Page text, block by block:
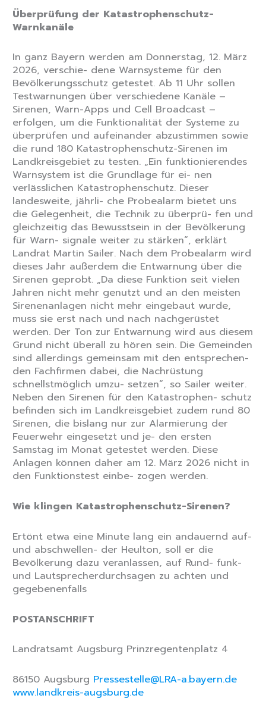
Überprüfung der Katastrophenschutz-
Warnkanäle
In ganz Bayern werden am Donnerstag, 12. März
2026, verschie- dene Warnsysteme für den
Bevölkerungsschutz getestet. Ab 11 Uhr sollen
Testwarnungen über verschiedene Kanäle –
Sirenen, Warn-Apps und Cell Broadcast –
erfolgen, um die Funktionalität der Systeme zu
überprüfen und aufeinander abzustimmen sowie
die rund 180 Katastrophenschutz-Sirenen im
Landkreisgebiet zu testen. „Ein funktionierendes
Warnsystem ist die Grundlage für ei- nen
verlässlichen Katastrophenschutz. Dieser
landesweite, jährli- che Probealarm bietet uns
die Gelegenheit, die Technik zu überprü- fen und
gleichzeitig das Bewusstsein in der Bevölkerung
für Warn- signale weiter zu stärken“, erklärt
Landrat Martin Sailer. Nach dem Probealarm wird
dieses Jahr außerdem die Entwarnung über die
Sirenen geprobt. „Da diese Funktion seit vielen
Jahren nicht mehr genutzt und an den meisten
Sirenenanlagen nicht mehr eingebaut wurde,
muss sie erst nach und nach nachgerüstet
werden. Der Ton zur Entwarnung wird aus diesem
Grund nicht überall zu hören sein. Die Gemeinden
sind allerdings gemeinsam mit den entsprechen-
den Fachfirmen dabei, die Nachrüstung
schnellstmöglich umzu- setzen“, so Sailer weiter.
Neben den Sirenen für den Katastrophen- schutz
befinden sich im Landkreisgebiet zudem rund 80
Sirenen, die bislang nur zur Alarmierung der
Feuerwehr eingesetzt und je- den ersten
Samstag im Monat getestet werden. Diese
Anlagen können daher am 12. März 2026 nicht in
den Funktionstest einbe- zogen werden.
Wie klingen Katastrophenschutz-Sirenen?
Ertönt etwa eine Minute lang ein andauernd auf-
und abschwellen- der Heulton, soll er die
Bevölkerung dazu veranlassen, auf Rund- funk-
und Lautsprecherdurchsagen zu achten und
gegebenenfalls
POSTANSCHRIFT
Landratsamt Augsburg Prinzregentenplatz 4
86150 Augsburg Pressestelle@LRA-a.bayern.de
www.landkreis-augsburg.de